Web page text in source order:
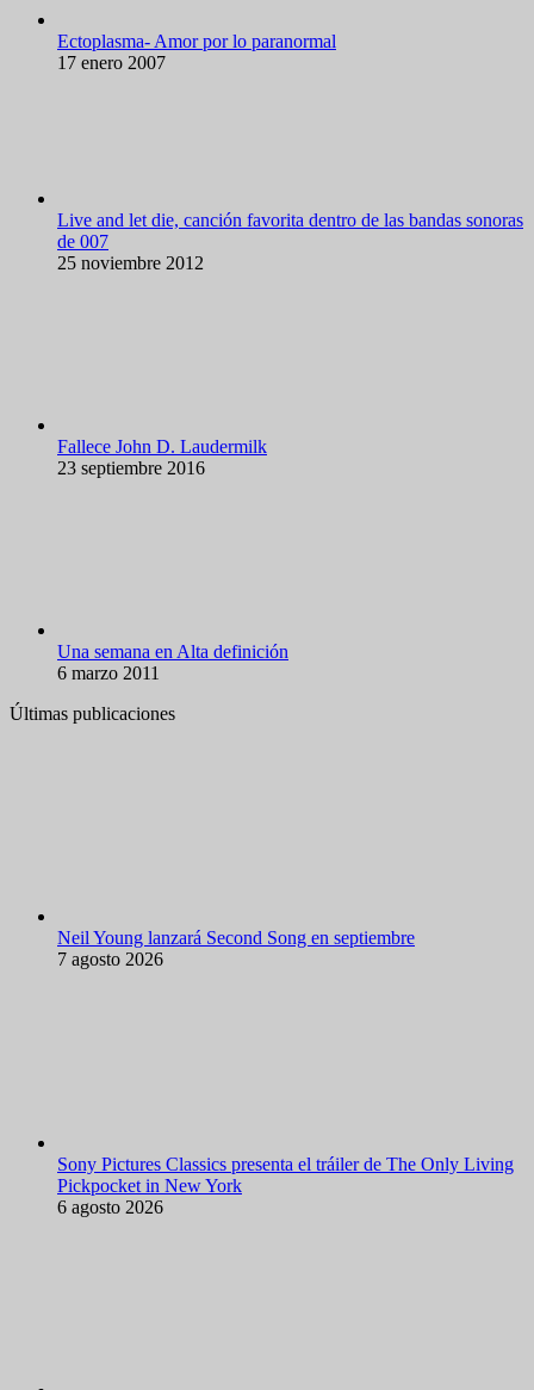
Ectoplasma- Amor por lo paranormal
17 enero 2007
Live and let die, canción favorita dentro de las bandas sonoras
de 007
25 noviembre 2012
Fallece John D. Laudermilk
23 septiembre 2016
Una semana en Alta definición
6 marzo 2011
Últimas publicaciones
Neil Young lanzará Second Song en septiembre
7 agosto 2026
Sony Pictures Classics presenta el tráiler de The Only Living
Pickpocket in New York
6 agosto 2026